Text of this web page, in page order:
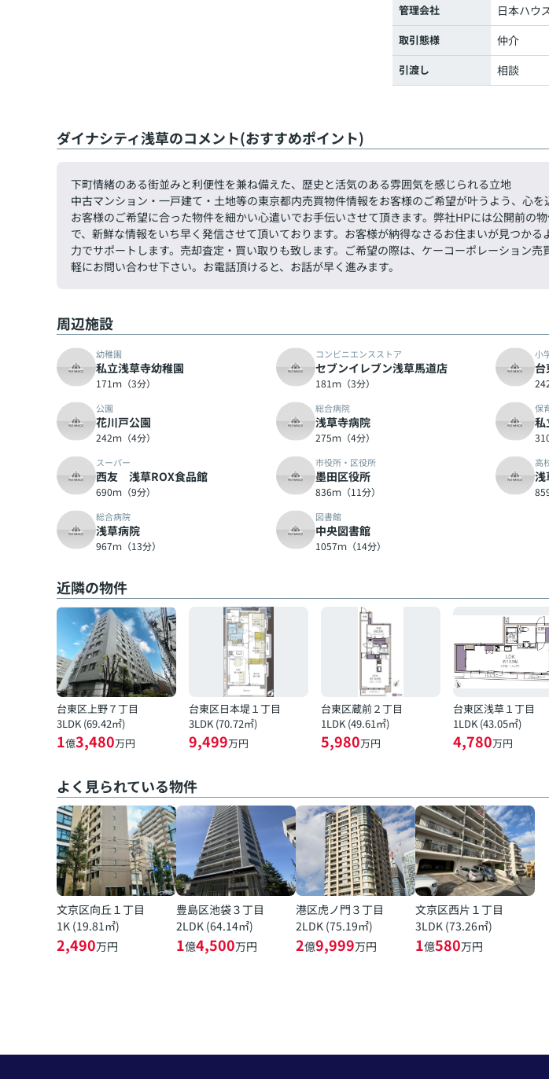
管理会社 日本ハウ
取引態様 仲介
引渡し 相談
ダイナシティ浅草のコメント(おすすめポイント)
下町情緒のある街並みと利便性を兼ね備えた、歴史と活気のある雰囲気を感じられる立地
中古マンション・一戸建て・土地等の東京都内売買物件情報をお客様のご希望が叶うよう、心を
お客様のご希望に合った物件を細かい心遣いでお手伝いさせて頂きます。弊社HPには公開前の
で、新鮮な情報をいち早く発信させて頂いております。お客様が納得なさるお住まいが見つかる
力でサポートします。売却査定・買い取りも致します。ご希望の際は、ケーコーポレーション
軽にお問い合わせ下さい。お電話頂けると、お話が早く進みます。
周辺施設
幼稚園
私立浅草寺幼稚園
171ｍ（3分）
コンビニエンスストア
セブンイレブン浅草馬道店
181ｍ（3分）
小
台
公園
花川戸公園
242ｍ（4分）
総合病院
浅草寺病院
275ｍ（4分）
保
私
スーパー
西友 浅草ROX食品館
690ｍ（9分）
市役所・区役所
墨田区役所
836ｍ（11分）
高
浅
総合病院
浅草病院
967ｍ（13分）
図書館
中央図書館
1057ｍ（14分）
近隣の物件
台東区上野７丁目
3LDK (69.42㎡)
1億3,480万円
台東区日本堤１丁目
3LDK (70.72㎡)
9,499万円
台東区蔵前２丁目
1LDK (49.61㎡)
5,980万円
台東区浅草１丁目
1LDK (43.05㎡)
4,780万円
よく見られている物件
文京区向丘１丁目
1K (19.81㎡)
2,490万円
豊島区池袋３丁目
2LDK (64.14㎡)
1億4,500万円
港区虎ノ門３丁目
2LDK (75.19㎡)
2億9,999万円
文京区西片１丁目
3LDK (73.26㎡)
1億580万円